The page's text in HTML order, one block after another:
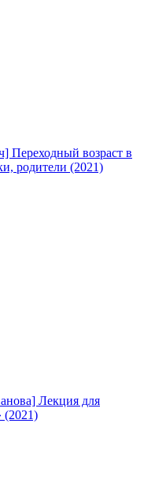
Переходный возраст в
родители (2021)
Лекция для
(2021)